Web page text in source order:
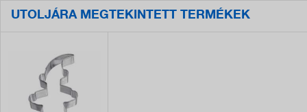
UTOLJÁRA MEGTEKINTETT TERMÉKEK